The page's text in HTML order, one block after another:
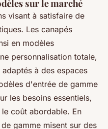
sur le marché
visant à satisfaire de
Les canapés
en modèles
personnalisation totale,
à des espaces
d'entrée de gamme
les besoins essentiels,
coût abordable. En
gamme misent sur des